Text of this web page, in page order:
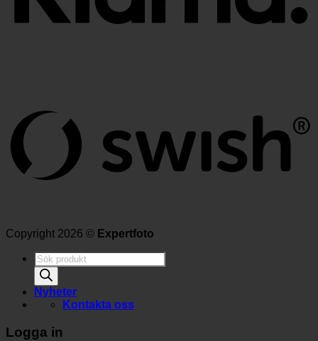
Copyright 2026 © Expertfoto
Produktsökning
Nyheter
Kontakta oss
Logga in